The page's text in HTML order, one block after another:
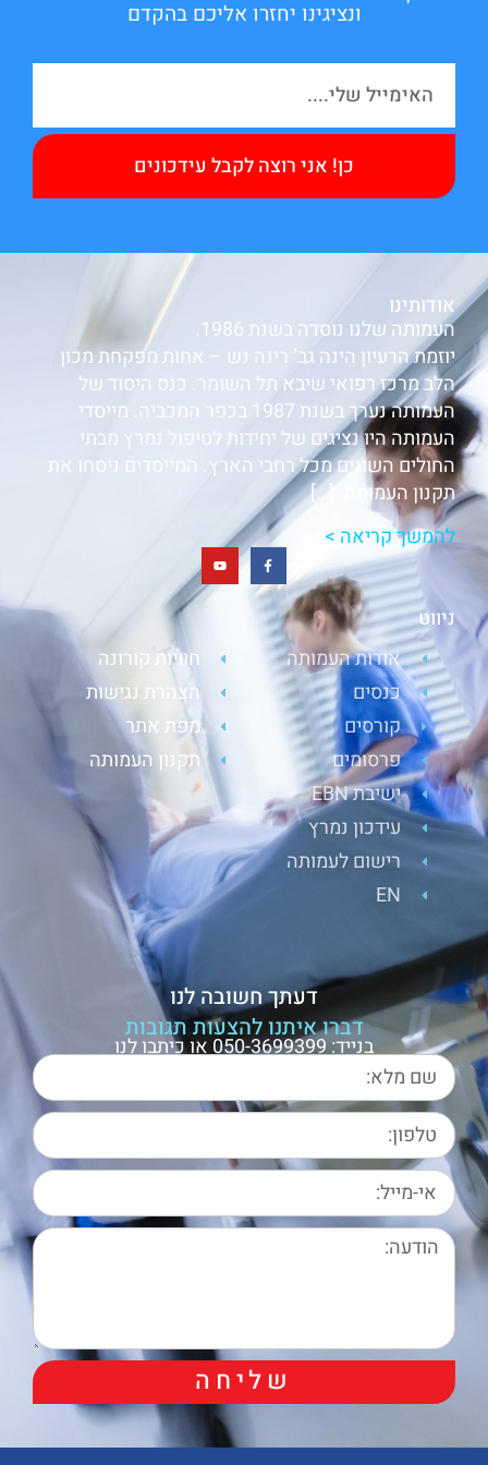
ונציגינו יחזרו אליכם בהקדם
כן! אני רוצה לקבל עידכונים
אודותינו
העמותה שלנו נוסדה בשנת 1986.
יוזמת הרעיון הינה גב’ רינה נש – אחות מפקחת מכון
הלב מרכז רפואי שיבא תל השומר. כנס היסוד של
העמותה נערך בשנת 1987 בכפר המכביה. מייסדי
העמותה היו נציגים של יחידות לטיפול נמרץ מבתי
החולים השונים מכל רחבי הארץ. המייסדים ניסחו את
תקנון העמותה. […]
להמשך קריאה >
ניווט
אודות העמותה
כנסים
קורסים
פרסומים
ישיבת EBN
עידכון נמרץ
רישום לעמותה
EN
חוויות קורונה
הצהרת נגישות
מפת אתר
תקנון העמותה
דעתך חשובה לנו
דברו איתנו להצעות תגובות
בנייד: 050-3699399 או כיתבו לנו
שליחה